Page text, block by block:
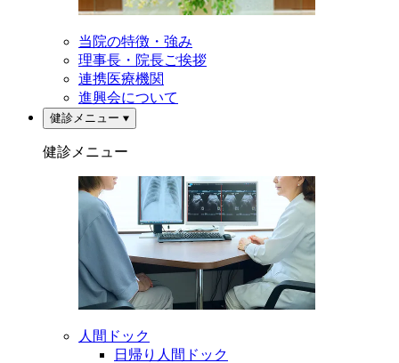
当院の特徴・強み
理事長・院長ご挨拶
連携医療機関
進興会について
健診メニュー
健診メニュー
人間ドック
日帰り人間ドック